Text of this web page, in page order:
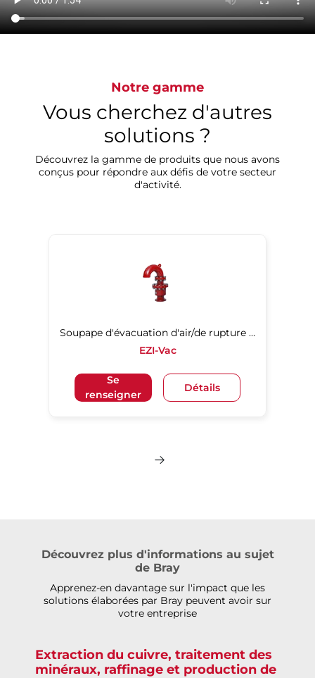
Notre gamme
Vous cherchez d'autres
solutions ?
Découvrez la gamme de produits que nous avons
conçus pour répondre aux défis de votre secteur
d'activité.
Soupape d'évacuation d'air/de rupture de vide
EZI-Vac
Se
renseigner
Détails
Découvrez plus d'informations au sujet
de Bray
Apprenez-en davantage sur l'impact que les
solutions élaborées par Bray peuvent avoir sur
votre entreprise
Extraction du cuivre, traitement des
minéraux, raffinage et production de